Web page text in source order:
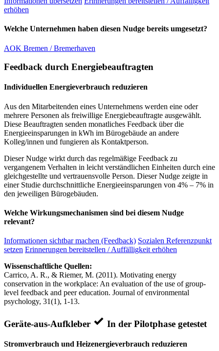
erhöhen
Welche Unternehmen haben diesen Nudge bereits umgesetzt?
AOK Bremen / Bremerhaven
Feedback durch Energiebeauftragten
Individuellen Energieverbrauch reduzieren
Aus den Mitarbeitenden eines Unternehmens werden eine oder
mehrere Personen als freiwillige Energiebeauftragte ausgewählt.
Diese Beauftragten senden monatliches Feedback über die
Energieeinsparungen in kWh im Bürogebäude an andere
Kolleg/innen und fungieren als Kontaktperson.
Dieser Nudge wirkt durch das regelmäßige Feedback zu
vergangenem Verhalten in leicht verständlichen Einheiten durch eine
gleichgestellte und vertrauensvolle Person. Dieser Nudge zeigte in
einer Studie durchschnittliche Energieeinsparungen von 4% – 7% in
den jeweiligen Bürogebäuden.
Welche Wirkungsmechanismen sind bei diesem Nudge
relevant?
Informationen sichtbar machen (Feedback) Sozialen Referenzpunkt
setzen Erinnerungen bereitstellen / Auffälligkeit erhöhen
Wissenschaftliche Quellen:
Carrico, A. R., & Riemer, M. (2011). Motivating energy
conservation in the workplace: An evaluation of the use of group-
level feedback and peer education. Journal of environmental
psychology, 31(1), 1-13.
Geräte-aus-Aufkleber In der Pilotphase getestet
Stromverbrauch und Heizenergieverbrauch reduzieren